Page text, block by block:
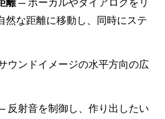
離— ボーカルやダイアログをリ
然な距離に移動し、同時にステ
ウンドイメージの水平方向の広
反射音を制御し、作り出したい